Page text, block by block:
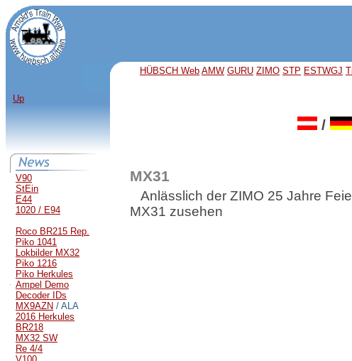
HÜBSCH Web AMW GURU ZIMO STP ESTWGJ
Up
V90
StEin
E44
1020 / E94
Roco BR215 Rep.
Piko 1041
Lokbilder MX32
Piko 1216
Piko Herkules
Ampel Demo
Decoder IDs
MX9AZN / ALA
2016 Herkules
BR218
MX32 SW
Re 4/4
/
MX31
Anlässlich der ZIMO 25 Jahre
MX31 zusehen